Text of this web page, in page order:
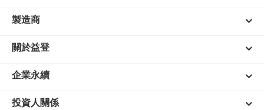
製造商
關於益登
企業永續
投資人關係